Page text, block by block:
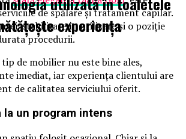
de spălare și tratament capilar.
stabilitate în utilizare și o poziție
procedurii.
de mobilier nu este bine ales,
imediat, iar experiența clientului are
de calitatea serviciului oferit.
la un program intens
experiența